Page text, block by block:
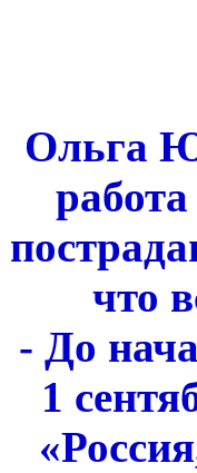
Ольга
что
- До
1